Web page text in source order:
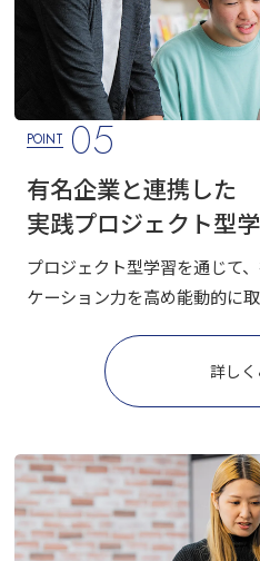
POINT 05
有名企業と連携した
実践プロジェクト型
プロジェクト型学習を通じて
ケーション力を高め能動的に
詳し